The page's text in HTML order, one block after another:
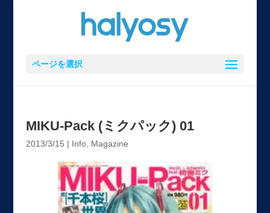
ページを選択
MIKU-Pack (ミクパック) 01
2013/3/15 | Info, Magazine